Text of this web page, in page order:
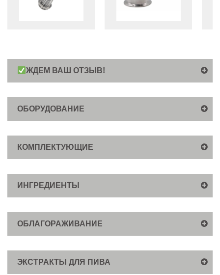
ЖДЕМ ВАШ ОТЗЫВ!
ОБОРУДОВАНИЕ
КОМПЛЕКТУЮЩИЕ
ИНГРЕДИЕНТЫ
ОБЛАГОРАЖИВАНИЕ
ЭКСТРАКТЫ ДЛЯ ПИВА